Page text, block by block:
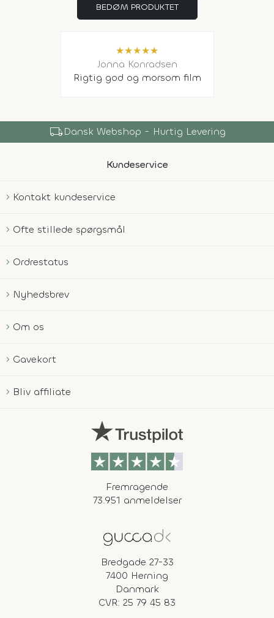
BEDØM PRODUKTET
★★★★★
Jonna Konradsen
Rigtig god og morsom film
local_shippingDansk Webshop - Hurtig Levering
Kundeservice
Kontakt kundeservice
Ofte stillede spørgsmål
Ordrestatus
Nyhedsbrev
Om os
Gavekort
Bliv affiliate
Fremragende
73.951 anmeldelser
Bredgade 27-33
7400 Herning
Danmark
CVR: 25 79 45 83